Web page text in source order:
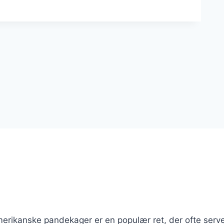
pandekager er en populær ret, der ofte